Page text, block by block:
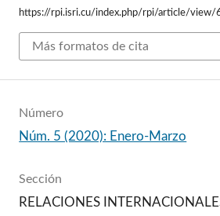
https://rpi.isri.cu/index.php/rpi/article/view/
Más formatos de cita
Número
Núm. 5 (2020): Enero-Marzo
Sección
RELACIONES